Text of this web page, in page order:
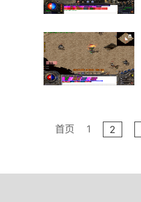
首页 1 2